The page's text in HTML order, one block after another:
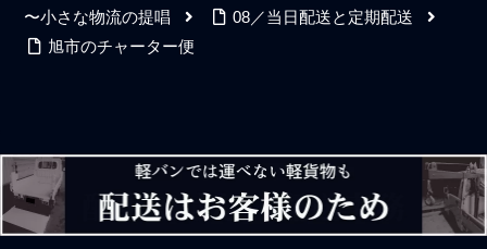
〜小さな物流の提唱
08／当日配送と定期配送
旭市のチャーター便